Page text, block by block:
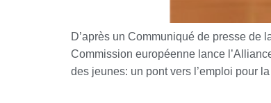
D’après un Communiqué de presse de
Commission européenne lance
des jeunes: un pont vers l’emploi pour